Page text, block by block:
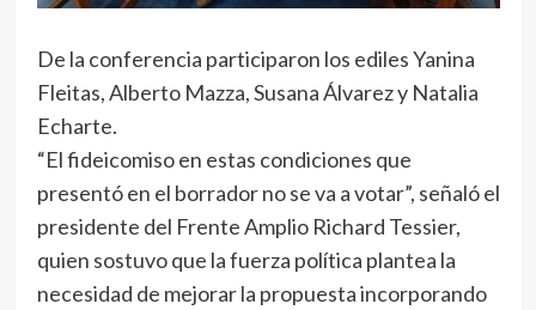
De la conferencia participaron los ediles Yanina
Fleitas, Alberto Mazza, Susana Álvarez y Natalia
Echarte.
“El fideicomiso en estas condiciones que
presentó en el borrador no se va a votar”, señaló el
presidente del Frente Amplio Richard Tessier,
quien sostuvo que la fuerza política plantea la
necesidad de mejorar la propuesta incorporando